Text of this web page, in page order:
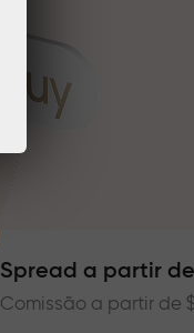
Spread a partir
Comissão a partir de